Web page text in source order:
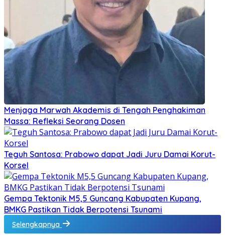
Menjaga Marwah Akademis di Tengah Penghakiman
Massa: Refleksi Seorang Dosen
Teguh Santosa: Prabowo dapat Jadi Juru Damai Korut-
Korsel
Gempa Tektonik M5,5 Guncang Kabupaten Kupang,
BMKG Pastikan Tidak Berpotensi Tsunami
Selengkapnya